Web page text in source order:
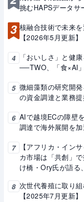
挑むHAPSデータサ
3 核融合技術で未来
【2026年5月更新】
4
「おいしさ」と健
──TWO、「食×AI
5 微細藻類の研究開
の資金調達と業務
6 AIで越境ECの障壁
調達で海外展開を
7
【アフリカ・イン
カ市場は「共創」
け橋・Ory氏が語る
8 次世代養殖に取り
【2025年7月更新】